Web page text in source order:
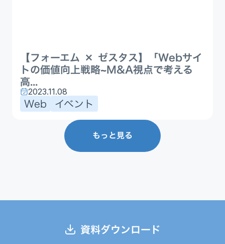
【フォーエム × ゼスタス】「Webサイ
トの価値向上戦略~M&A視点で考える
高...
2023.11.08
Web イベント
もっと見る
資料ダウンロード